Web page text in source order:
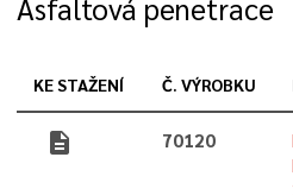
Asfaltová penetrace
KE STAŽENÍ Č. VÝROBKU
description 70120